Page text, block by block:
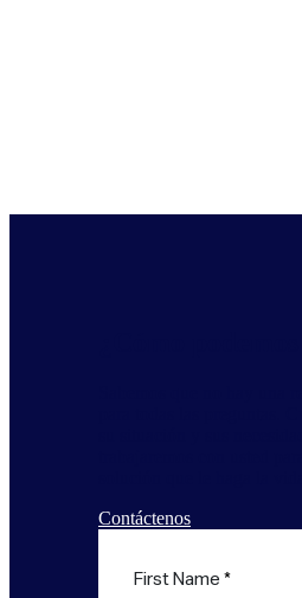
Contáctenos